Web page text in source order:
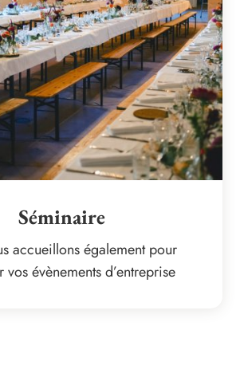
Séminaire
accueillons également pour
vos évènements d’entreprise